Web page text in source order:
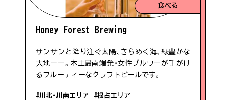
#根占エリア
食べる
Honey Forest Brewing
サンサンと降り注ぐ太陽、きらめく海、緑豊かな
大地ーー。本土最南端発・女性ブルワーが手がけ
るフルーティーなクラフトビールです。
#川北・川南エリア #根占エリア